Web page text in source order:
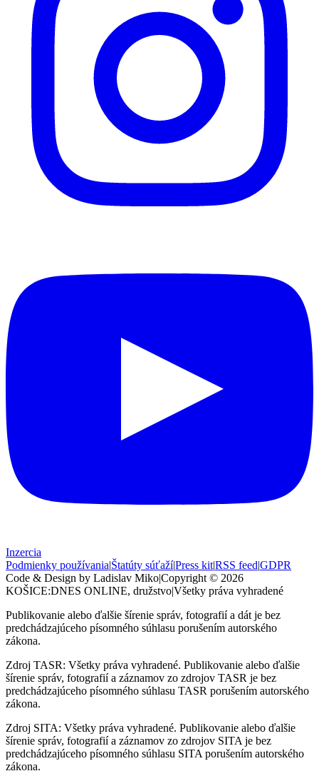
Inzercia
Podmienky používania|Štatúty súťaží|Press kit|RSS feed|GDPR
Code & Design by Ladislav Miko|Copyright © 2026
KOŠICE:DNES ONLINE, družstvo|Všetky práva vyhradené
Publikovanie alebo ďalšie šírenie správ, fotografií a dát je bez
predchádzajúceho písomného súhlasu porušením autorského
zákona.
Zdroj TASR: Všetky práva vyhradené. Publikovanie alebo ďalšie
šírenie správ, fotografií a záznamov zo zdrojov TASR je bez
predchádzajúceho písomného súhlasu TASR porušením autorského
zákona.
Zdroj SITA: Všetky práva vyhradené. Publikovanie alebo ďalšie
šírenie správ, fotografií a záznamov zo zdrojov SITA je bez
predchádzajúceho písomného súhlasu SITA porušením autorského
zákona.